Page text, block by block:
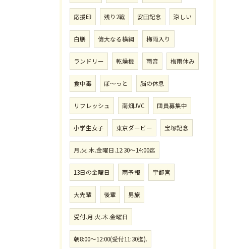
応援印 残り2戦 安田記念 涼しい
白鵬 偉大なる横綱 梅雨入り
ランドリー 乾燥機 雨音 梅雨休み
食中毒 ぼ〜っと 脳の休息
リフレッシュ 南畑JVC 団員募集中
小学生女子 東京ダービー 宝塚記念
月.火.木.金曜日.12:30〜14:00迄
13日の金曜日 雨予報 宇都宮
大先輩 後輩 男旅
受付.月.火.木.金曜日
朝8:00〜12:00(受付11:30迄).